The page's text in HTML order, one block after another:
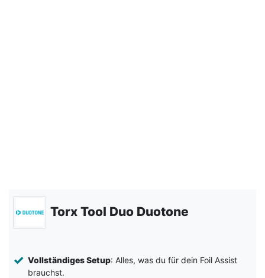
Torx Tool Duo Duotone
Vollständiges Setup: Alles, was du für dein Foil Assist
brauchst.